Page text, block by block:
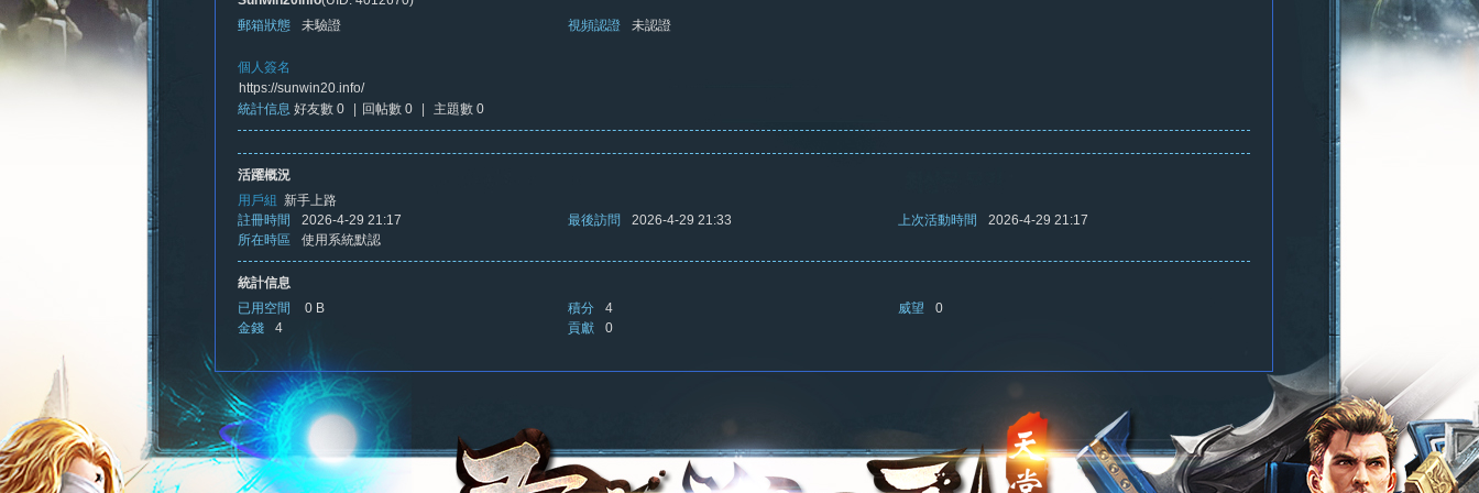
郵箱狀態
未驗證 視頻認證 未認證
個人簽名
https://sunwin20.info/
統計信息 好友數 0 回帖數 0 主題數 0
活躍概況
用戶組
新手上路
註冊時間
2026-4-29 21:17 最後訪問 2026-4-29 21:33 上次活動時間
2026-4-29 21:17
所在時區
使用系統默認
統計信息
已用空間
0 B 積分 4 威望
0
金錢
4 貢獻 0